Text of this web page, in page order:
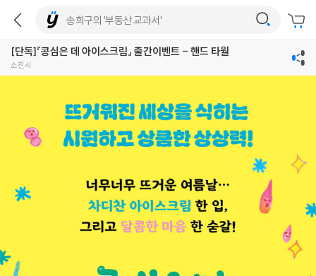
[단독]『콩심은 데 아이스크림』 출간이벤트 - 핸드 타월
소진시